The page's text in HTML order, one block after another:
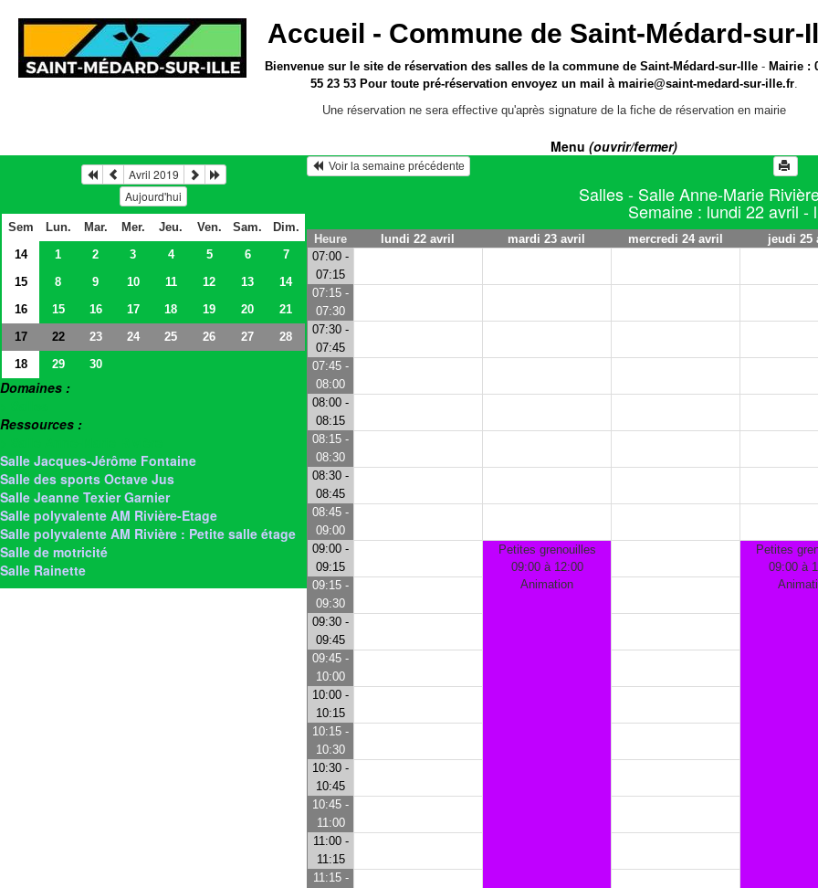
Accueil - Commune de Saint-Médard-sur-
Bienvenue sur le sitede réservation des salles de la commune de Saint-Médard-sur-Ille - Mairie :
55 23 53 Pour toute pré-réservation envoyez un mail àmairie@saint-medard-sur-ille.fr.
Une réservation ne sera effective qu'après signature de la fiche de réservation en mairie
Menu (ouvrir/fermer)
Avril 2019
Aujourd'hui
Sem Lun. Mar. Mer. Jeu. Ven. Sam.
Dim.
14
1 2 3 4 5 6
7
15
8 9 10 11 12 13
14
16
15 16 17 18 19 20
21
17
22 23 24 25 26 27
28
18
29 30
Domaines :
Ressources :
Salle Jacques-Jérôme Fontaine
Salle des sports Octave Jus
Salle Jeanne Texier Garnier
Salle polyvalente AM Rivière-Etage
Salle polyvalente AM Rivière : Petite salle étage
Salle de motricité
Salle Rainette
  Voir la semaine précédente
Salles - Salle Anne-Marie
Semaine : lundi 22 avril -
Heure lundi 22 avril mardi 23 avril mercredi 24 avril jeudi 25
07:00 -
07:15
07:15 -
07:30
07:30 -
07:45
07:45 -
08:00
08:00 -
08:15
08:15 -
08:30
08:30 -
08:45
08:45 -
09:00
09:00 -
09:15
Petites grenouilles
09:00 à 12:00
Animation
Petites
09:00 à
09:15 -
09:30
09:30 -
09:45
09:45 -
10:00
10:00 -
10:15
10:15 -
10:30
10:30 -
10:45
10:45 -
11:00
11:00 -
11:15
11:15 -